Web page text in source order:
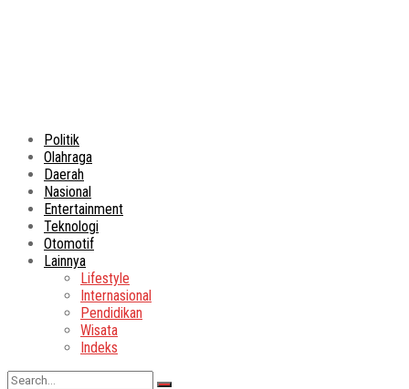
Politik
Olahraga
Daerah
Nasional
Entertainment
Teknologi
Otomotif
Lainnya
Lifestyle
Internasional
Pendidikan
Wisata
Indeks